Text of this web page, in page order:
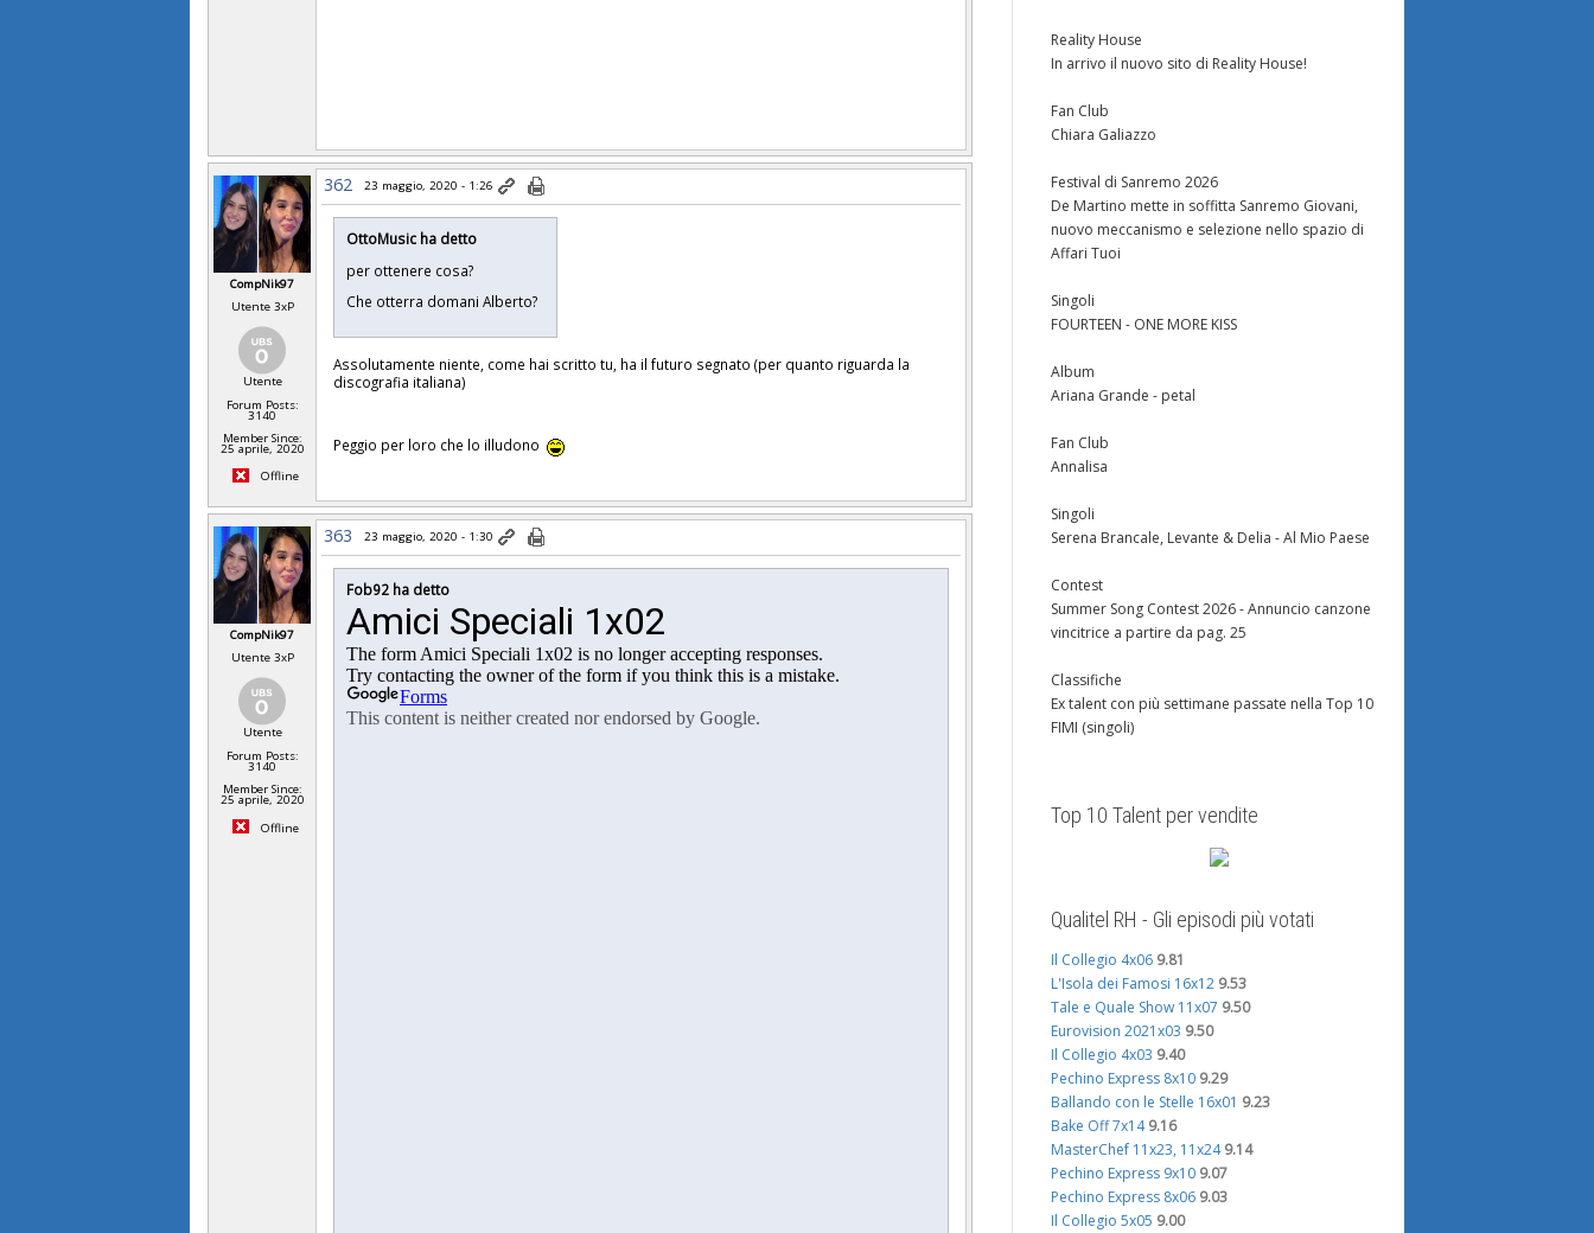
CompNik97
Utente 3xP
Utente
Forum Posts:
3140
Member Since:
25 aprile, 2020
Offline
362 23 maggio, 2020 - 1:26
OttoMusic ha detto
per ottenere cosa?
Che otterra domani Alberto?
Assolutamente niente, come hai scritto tu, ha il futuro segnato (per quanto riguarda la
discografia italiana)
Peggio per loro che lo illudono
CompNik97
Utente 3xP
Utente
Forum Posts:
3140
Member Since:
25 aprile, 2020
Offline
363 23 maggio, 2020 - 1:30
Fob92 ha detto
Reality House
In arrivo il nuovo sito di Reality House!
Fan Club
Chiara Galiazzo
Festival di Sanremo 2026
De Martino mette in soffitta Sanremo Giovani,
nuovo meccanismo e selezione nello spazio di
Affari Tuoi
Singoli
FOURTEEN - ONE MORE KISS
Album
Ariana Grande - petal
Fan Club
Annalisa
Singoli
Serena Brancale, Levante & Delia - Al Mio Paese
Contest
Summer Song Contest 2026 - Annuncio canzone
vincitrice a partire da pag. 25
Classifiche
Ex talent con più settimane passate nella Top 10
FIMI (singoli)
Top 10 Talent per vendite
Qualitel RH - Gli episodi più votati
Il Collegio 4x06 9.81
L'Isola dei Famosi 16x12 9.53
Tale e Quale Show 11x07 9.50
Eurovision 2021x03 9.50
Il Collegio 4x03 9.40
Pechino Express 8x10 9.29
Ballando con le Stelle 16x01 9.23
Bake Off 7x14 9.16
MasterChef 11x23, 11x24 9.14
Pechino Express 9x10 9.07
Pechino Express 8x06 9.03
Il Collegio 5x05 9.00